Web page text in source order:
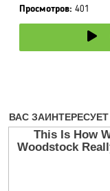
Просмотров: 401